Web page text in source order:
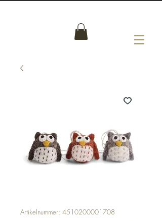
Artikelnummer: 4510200001708